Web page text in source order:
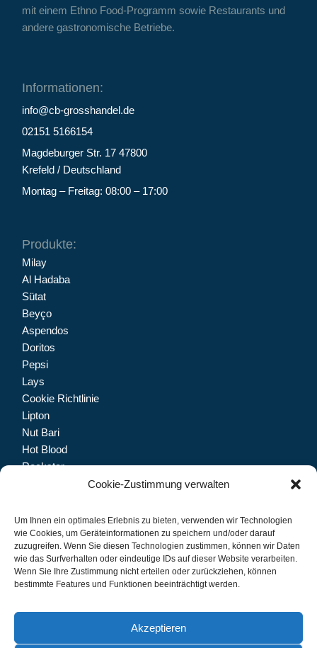
Cookie-Zustimmung verwalten
Um Ihnen ein optimales Erlebnis zu bieten, verwenden wir Technologien
wie Cookies, um Geräteinformationen zu speichern und/oder darauf
zuzugreifen. Wenn Sie diesen Technologien zustimmen, können wir Daten
wie das Surfverhalten oder eindeutige IDs auf dieser Website verarbeiten.
Wenn Sie Ihre Zustimmung nicht erteilen oder zurückziehen, können
bestimmte Features und Funktionen beeinträchtigt werden.
Akzeptieren
mit einem Ethno Food-Programm sowie Restaurants und
andere gastronomische Betriebe.
Informationen:
info@cb-grosshandel.de
02151 5166154
Magdeburger Str. 17 47800
Krefeld / Deutschland
Montag – Freitag: 08:00 – 17:00
Produkte:
Milay
Al Hadaba
Sütat
Beyço
Aspendos
Doritos
Pepsi
Lays
Cookie Richtlinie
Lipton
Nut Bari
Hot Blood
Rockstar
Meryem Hanım
Let's connect.